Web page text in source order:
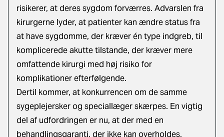
risikerer, at deres sygdom forværres. Advarslen fra
kirurgerne lyder, at patienter kan ændre status fra
at have sygdomme, der kræver én type indgreb, til
komplicerede akutte tilstande, der kræver mere
omfattende kirurgi med høj risiko for
komplikationer efterfølgende.
Dertil kommer, at konkurrencen om de samme
sygeplejersker og speciallæger skærpes. En vigtig
del af udfordringen er nu, at der med en
behandlingsgaranti, der ikke kan overholdes,